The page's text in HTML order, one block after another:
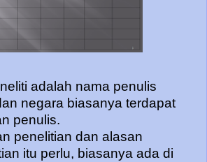
adalah nama penulis
negara biasanya terdapat
penulis.
penelitian dan alasan
itu perlu, biasanya ada di